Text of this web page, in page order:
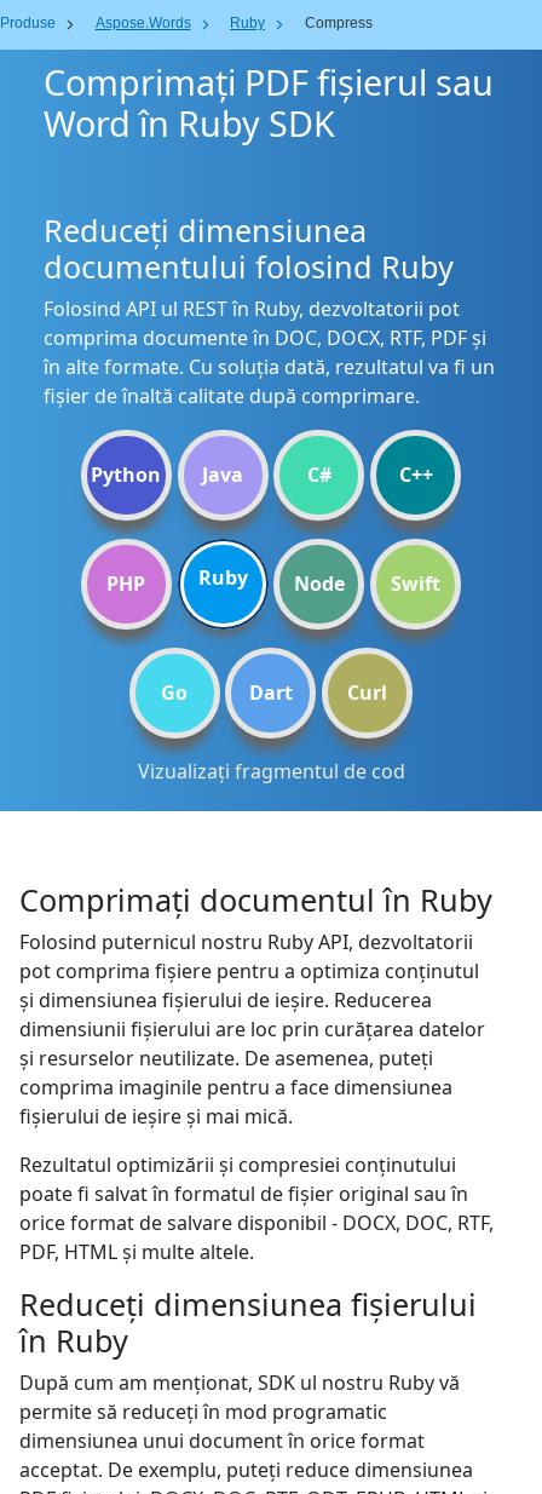
Produse Aspose.Words Ruby Compress
Comprimați PDF fișierul sau
Word în Ruby SDK
Reduceți dimensiunea
documentului folosind Ruby
Folosind API ul REST în Ruby, dezvoltatorii pot
comprima documente în DOC, DOCX, RTF, PDF și
în alte formate. Cu soluția dată, rezultatul va fi un
fișier de înaltă calitate după comprimare.
Python Java C# C++
PHP Ruby Node Swift
Go Dart Curl
Vizualizați fragmentul de cod
Comprimați documentul în Ruby
Folosind puternicul nostru Ruby API, dezvoltatorii
pot comprima fișiere pentru a optimiza conținutul
și dimensiunea fișierului de ieșire. Reducerea
dimensiunii fișierului are loc prin curățarea datelor
și resurselor neutilizate. De asemenea, puteți
comprima imaginile pentru a face dimensiunea
fișierului de ieșire și mai mică.
Rezultatul optimizării și compresiei conținutului
poate fi salvat în formatul de fișier original sau în
orice format de salvare disponibil - DOCX, DOC, RTF,
PDF, HTML și multe altele.
Reduceți dimensiunea fișierului
în Ruby
După cum am menționat, SDK ul nostru Ruby vă
permite să reduceți în mod programatic
dimensiunea unui document în orice format
acceptat. De exemplu, puteți reduce dimensiunea